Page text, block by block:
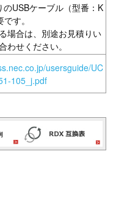
USBケーブル（型番：K
す。
場合は、別途お見積りい
わせください。
usersguide/UC
105_j.pdf